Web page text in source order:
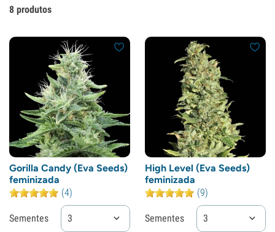
8 produtos
Gorilla Candy (Eva Seeds)
feminizada
(4)
Sementes 3
High Level (Eva Seeds)
feminizada
(9)
Sementes 3